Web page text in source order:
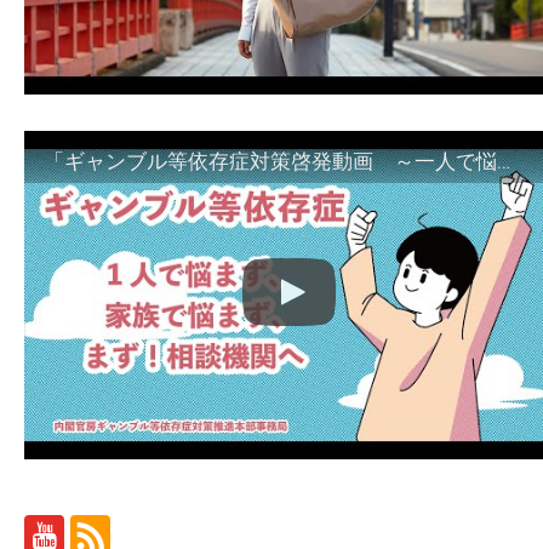
「ギャンブル等依存症対策啓発動画 ～一人で悩まず、家族で悩まず、まず！相談機関へ～」